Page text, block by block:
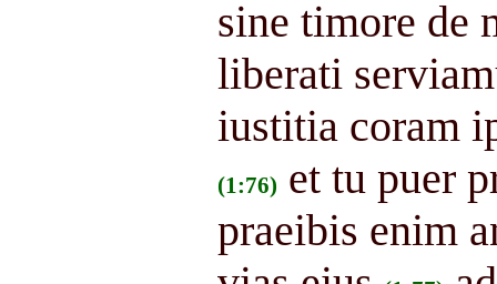
sine timore de
liberati
iustitia coram
(1:76) et tu puer
praeibis enim